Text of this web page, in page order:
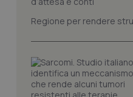
Regione per rendere